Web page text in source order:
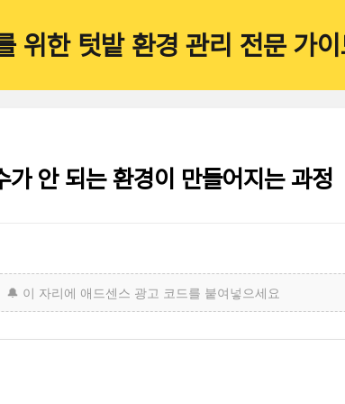
위한 텃밭 환경 관리 전문 가
가 안 되는 환경이 만들어지는 과정